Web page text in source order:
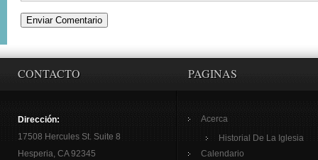
CONTACTO
Dirección:
17508 Hercules St. Suite 8
Hesperia, CA 92345
PAGINAS
Acerca
Historial De La Iglesia
Calendario